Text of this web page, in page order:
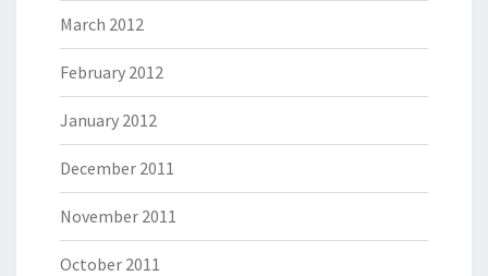
March 2012
February 2012
January 2012
December 2011
November 2011
October 2011